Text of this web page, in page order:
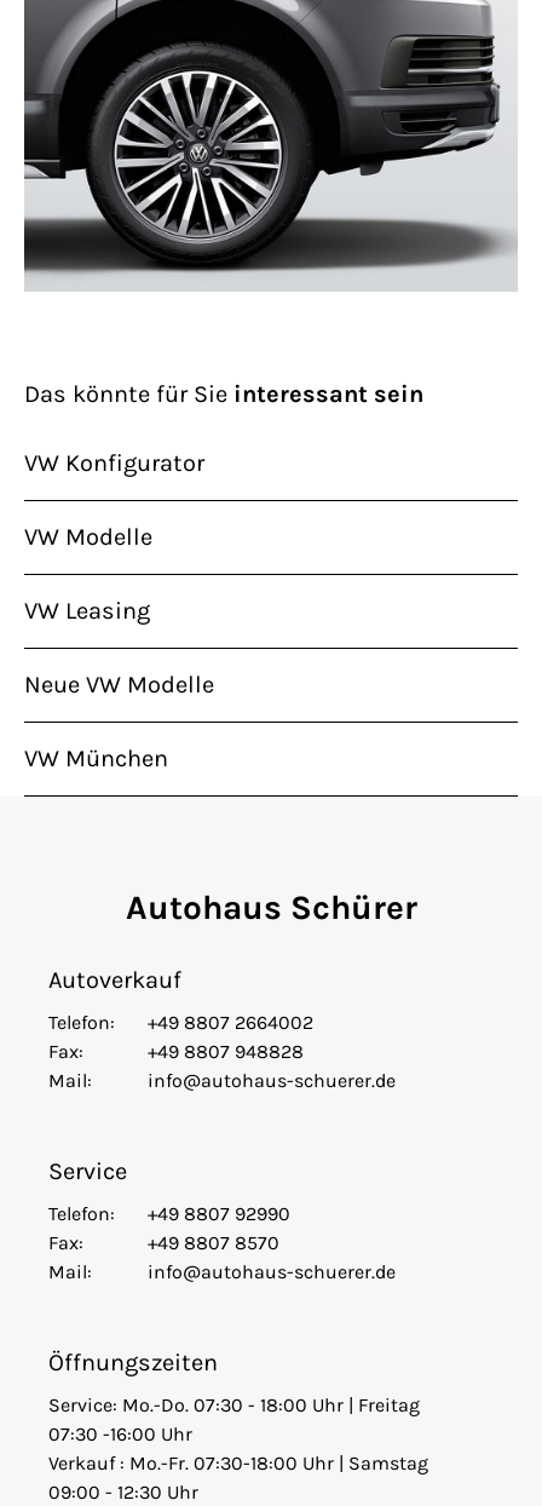
Das könnte für Sie interessant sein
VW Konfigurator
VW Modelle
VW Leasing
Neue VW Modelle
VW München
Autohaus Schürer
Autoverkauf
Telefon:
+49 8807 2664002
Fax:
+49 8807 948828
Mail:
info@autohaus-schuerer.de
Service
Telefon:
+49 8807 92990
Fax:
+49 8807 8570
Mail:
info@autohaus-schuerer.de
Öffnungszeiten
Service: Mo.-Do. 07:30 - 18:00 Uhr | Freitag
07:30 -16:00 Uhr
Verkauf : Mo.-Fr. 07:30-18:00 Uhr | Samstag
09:00 - 12:30 Uhr